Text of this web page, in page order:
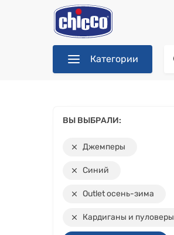
Категории
ВЫ ВЫБРАЛИ:
Джемперы
Синий
Outlet осень-зима
Кардиганы и пуловеры